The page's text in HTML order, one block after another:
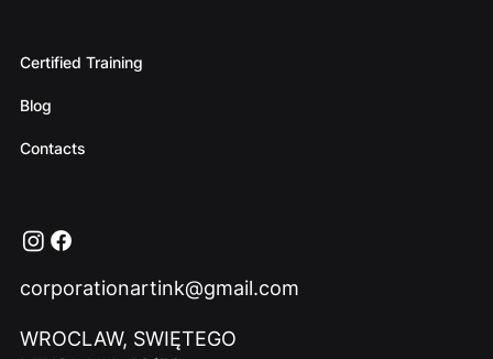
Certified Training
Blog
Contacts
corporationartink@gmail.com
WROCLAW, SWIĘTEGO